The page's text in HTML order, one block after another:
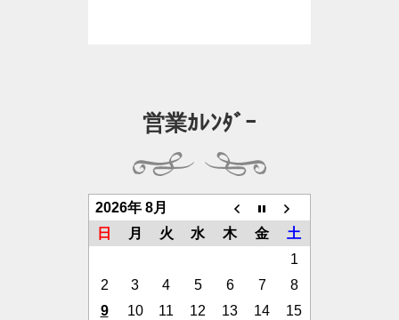
営業ｶﾚﾝﾀﾞｰ
2026年 8月
日
月 火 水 木 金
土
1
2
3 4 5 6 7
8
9
10 11 12 13 14
15